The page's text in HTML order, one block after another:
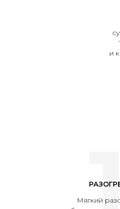
и
Мягкий